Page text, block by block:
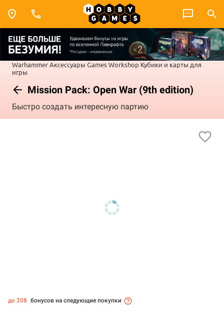
WarhammerАксессуары Games Workshop Кубики и карты для
игры
Mission Pack: Open War (9th edition)
Быстро создать интересную партию
до 208 бонусов на следующие покупки